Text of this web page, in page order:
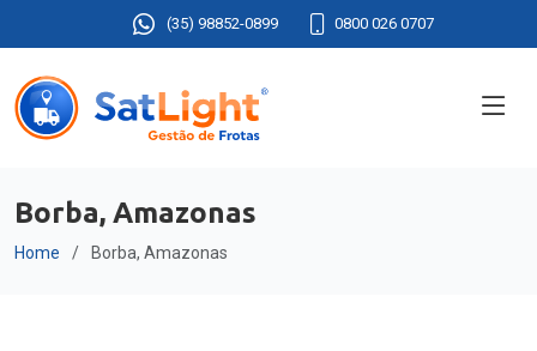
(35) 98852-0899 0800 026 0707
Borba, Amazonas
Home Borba, Amazonas